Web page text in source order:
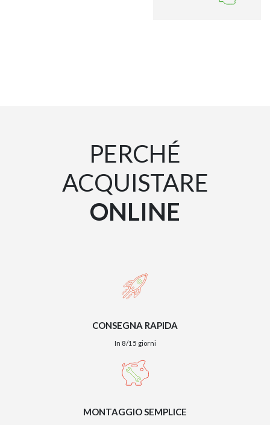
PERCHÉ
ACQUISTARE
ONLINE
CONSEGNA RAPIDA
In 8/15 giorni
MONTAGGIO SEMPLICE